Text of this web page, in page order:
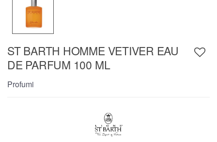
ST BARTH HOMME VETIVER EAU
DE PARFUM 100 ML
Profumi